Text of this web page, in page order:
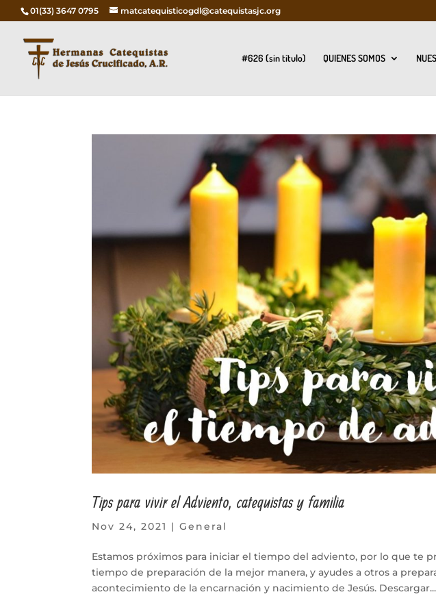
01(33) 3647 0795 matcatequisticogdl@catequistasjc.org
#626 (sin título) QUIENES SOMOS
Tips para vivir el Adviento, catequistas y familia
Nov 24, 2021 |General
Estamos próximos para iniciar el tiempo del adviento, por lo que te
tiempo de preparación de la mejor manera, y ayudes a otros a
acontecimiento de la encarnación y nacimiento de Jesús. Descargar...